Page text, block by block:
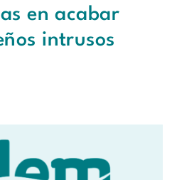
en acabar
intrusos